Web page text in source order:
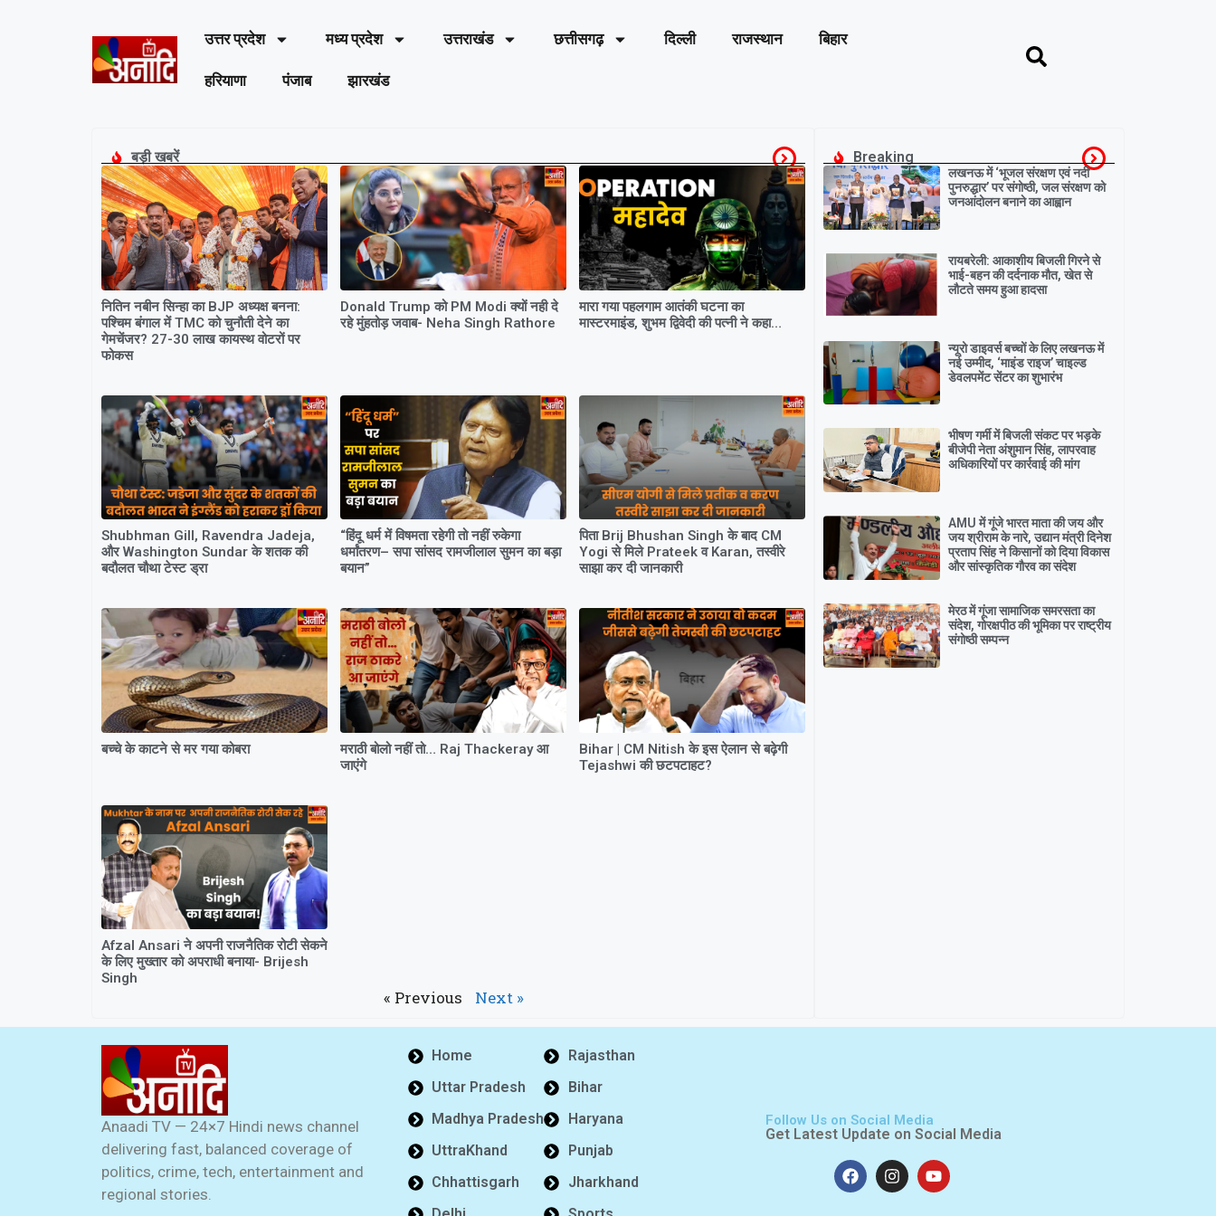
उत्तर प्रदेश मध्य प्रदेश उत्तराखंड छत्तीसगढ़ दिल्ली राजस्थान बिहार
हरियाणा पंजाब झारखंड
बड़ी खबरें
नितिन नबीन सिन्हा का BJP अध्यक्ष बनना:
पश्चिम बंगाल में TMC को चुनौती देने का
गेमचेंजर? 27-30 लाख कायस्थ वोटरों पर
फोकस
Donald Trump को PM Modi क्यों नही दे
रहे मुंहतोड़ जवाब- Neha Singh Rathore
मारा गया पहलगाम आतंकी घटना का
मास्टरमाइंड, शुभम द्विवेदी की पत्नी ने कहा…
Shubhman Gill, Ravendra Jadeja,
और Washington Sundar के शतक की
बदौलत चौथा टेस्ट ड्रा
“हिंदू धर्म में विषमता रहेगी तो नहीं रुकेगा
धर्मांतरण– सपा सांसद रामजीलाल सुमन का बड़ा
बयान”
पिता Brij Bhushan Singh के बाद CM
Yogi से मिले Prateek व Karan, तस्वीरे
साझा कर दी जानकारी
बच्चे के काटने से मर गया कोबरा
मराठी बोलो नहीं तो… Raj Thackeray आ
जाएंगे
Bihar | CM Nitish के इस ऐलान से बढ़ेगी
Tejashwi की छटपटाहट?
Afzal Ansari ने अपनी राजनैतिक रोटी सेकने
के लिए मुख्तार को अपराधी बनाया- Brijesh
Singh
« Previous Next »
Breaking
लखनऊ में ‘भूजल संरक्षण एवं नदी
पुनरुद्धार’ पर संगोष्ठी, जल संरक्षण को
जनआंदोलन बनाने का आह्वान
रायबरेली: आकाशीय बिजली गिरने से
भाई-बहन की दर्दनाक मौत, खेत से
लौटते समय हुआ हादसा
न्यूरो डाइवर्स बच्चों के लिए लखनऊ में
नई उम्मीद, ‘माइंड राइज’ चाइल्ड
डेवलपमेंट सेंटर का शुभारंभ
भीषण गर्मी में बिजली संकट पर भड़के
बीजेपी नेता अंशुमान सिंह, लापरवाह
अधिकारियों पर कार्रवाई की मांग
AMU में गूंजे भारत माता की जय और
जय श्रीराम के नारे, उद्यान मंत्री दिनेश
प्रताप सिंह ने किसानों को दिया विकास
और सांस्कृतिक गौरव का संदेश
मेरठ में गूंजा सामाजिक समरसता का
संदेश, गोरक्षपीठ की भूमिका पर राष्ट्रीय
संगोष्ठी सम्पन्न
Anaadi TV — 24×7 Hindi news channel
delivering fast, balanced coverage of
politics, crime, tech, entertainment and
regional stories.
Home
Uttar Pradesh
Madhya Pradesh
UttraKhand
Chhattisgarh
Rajasthan
Bihar
Haryana
Punjab
Jharkhand
Follow Us on Social Media
Get Latest Update on Social Media